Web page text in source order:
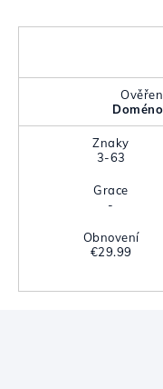
Znaky
3-63
Grace
-
Obnovení
€29.99